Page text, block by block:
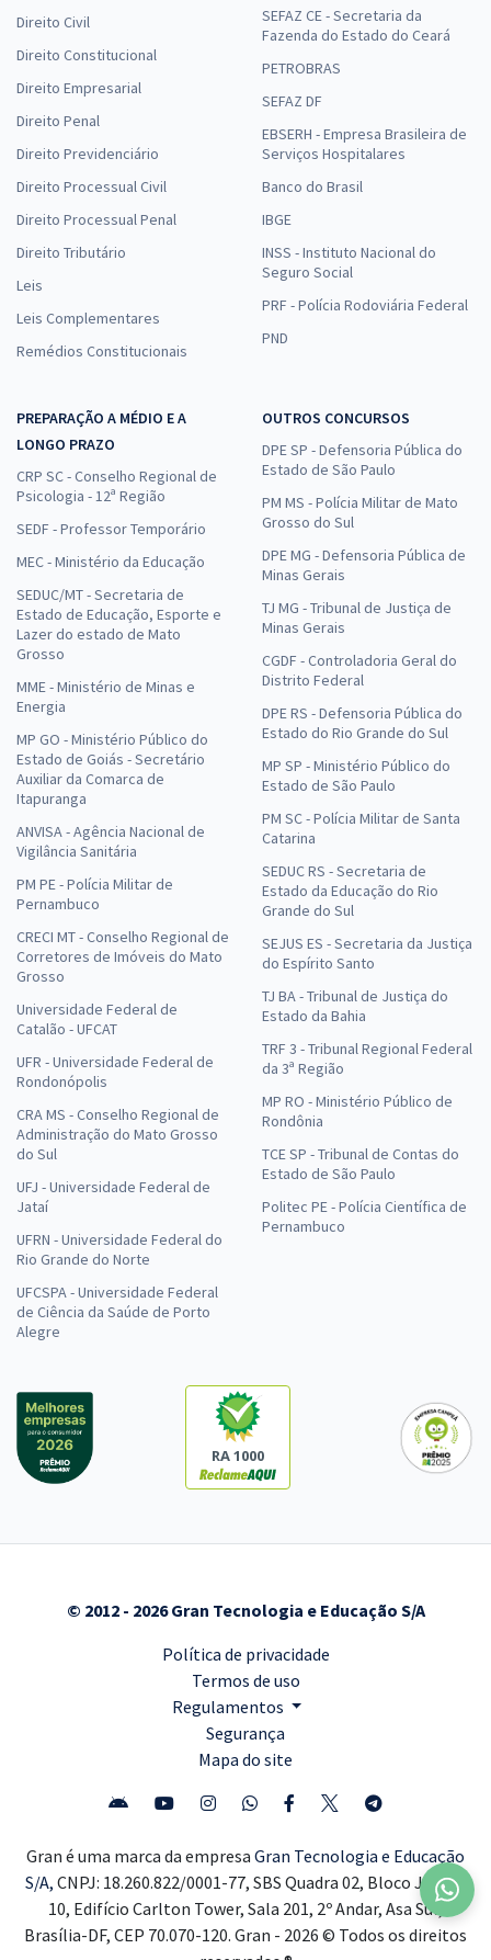
Direito Civil
Direito Constitucional
Direito Empresarial
Direito Penal
Direito Previdenciário
Direito Processual Civil
Direito Processual Penal
Direito Tributário
Leis
Leis Complementares
Remédios Constitucionais
SEFAZ CE - Secretaria da
Fazenda do Estado do Ceará
PETROBRAS
SEFAZ DF
EBSERH - Empresa Brasileira de
Serviços Hospitalares
Banco do Brasil
IBGE
INSS - Instituto Nacional do
Seguro Social
PRF - Polícia Rodoviária Federal
PND
PREPARAÇÃO A MÉDIO E A
LONGO PRAZO
CRP SC - Conselho Regional de
Psicologia - 12ª Região
SEDF - Professor Temporário
MEC - Ministério da Educação
SEDUC/MT - Secretaria de
Estado de Educação, Esporte e
Lazer do estado de Mato
Grosso
MME - Ministério de Minas e
Energia
MP GO - Ministério Público do
Estado de Goiás - Secretário
Auxiliar da Comarca de
Itapuranga
ANVISA - Agência Nacional de
Vigilância Sanitária
PM PE - Polícia Militar de
Pernambuco
CRECI MT - Conselho Regional de
Corretores de Imóveis do Mato
Grosso
Universidade Federal de
Catalão - UFCAT
UFR - Universidade Federal de
Rondonópolis
CRA MS - Conselho Regional de
Administração do Mato Grosso
do Sul
UFJ - Universidade Federal de
Jataí
UFRN - Universidade Federal do
Rio Grande do Norte
UFCSPA - Universidade Federal
de Ciência da Saúde de Porto
Alegre
OUTROS CONCURSOS
DPE SP - Defensoria Pública do
Estado de São Paulo
PM MS - Polícia Militar de Mato
Grosso do Sul
DPE MG - Defensoria Pública de
Minas Gerais
TJ MG - Tribunal de Justiça de
Minas Gerais
CGDF - Controladoria Geral do
Distrito Federal
DPE RS - Defensoria Pública do
Estado do Rio Grande do Sul
MP SP - Ministério Público do
Estado de São Paulo
PM SC - Polícia Militar de Santa
Catarina
SEDUC RS - Secretaria de
Estado da Educação do Rio
Grande do Sul
SEJUS ES - Secretaria da Justiça
do Espírito Santo
TJ BA - Tribunal de Justiça do
Estado da Bahia
TRF 3 - Tribunal Regional Federal
da 3ª Região
MP RO - Ministério Público de
Rondônia
TCE SP - Tribunal de Contas do
Estado de São Paulo
Politec PE - Polícia Científica de
Pernambuco
RA 1000
© 2012 - 2026 Gran Tecnologia e Educação S/A
Política de privacidade
Termos de uso
Regulamentos
Segurança
Mapa do site
Gran é uma marca da empresa Gran Tecnologia e Educação
S/A, CNPJ: 18.260.822/0001-77, SBS Quadra 02, Bloco J, Lote
10, Edifício Carlton Tower, Sala 201, 2º Andar, Asa Sul,
Brasília-DF, CEP 70.070-120. Gran - 2026 © Todos os direitos